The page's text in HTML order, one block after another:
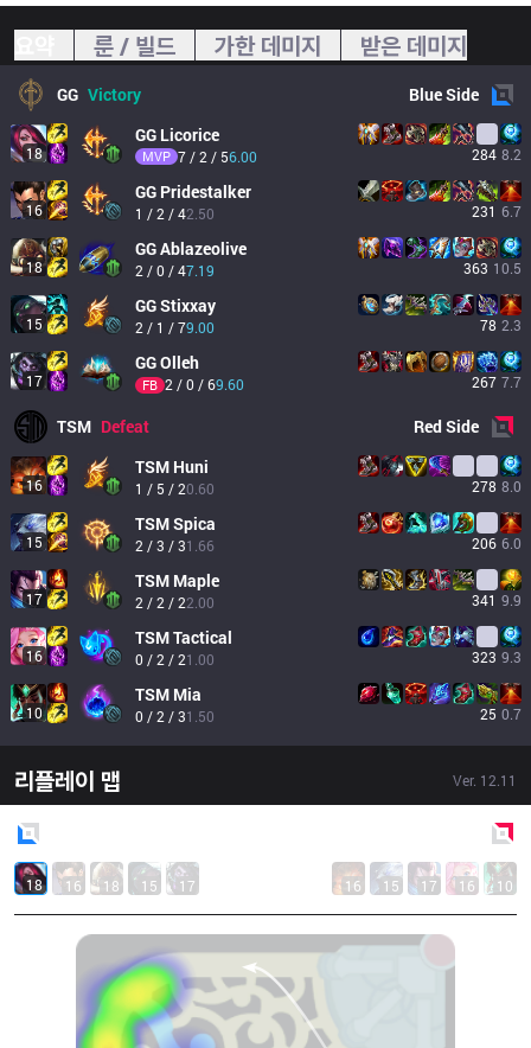
룬 / 빌드 가한 데미지 받은 데미지
GG Victory BlueSide
18
GG Licorice
MVP 7 / 2 / 56.00 284 8.2
16
GG Pridestalker
1 / 2 / 42.50 231 6.7
18
GGAblazeolive
2 / 0 / 47.19 363 10.5
15
GGStixxay
2 / 1 / 79.00 78 2.3
17
GGOlleh
FB 2 / 0 / 69.60 267 7.7
TSM Defeat RedSide
16
TSM Huni
1 / 5 / 20.60 278 8.0
15
TSMSpica
2 / 3 / 31.66 206 6.0
17
TSM Maple
2 / 2 / 22.00 341 9.9
16
TSMTactical
0 / 2 / 21.00 323 9.3
10
TSM Mia
0 / 2 / 31.50 25 0.7
리플레이 맵 Ver. 12.11
18 16 18 15 17 16 15 17 16 10